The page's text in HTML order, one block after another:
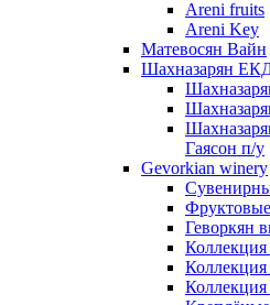
Areni fruits
Areni Key
Матевосян Вайн
Шахназарян
Гаясон п/у
Gevorkian winery
Геворкян